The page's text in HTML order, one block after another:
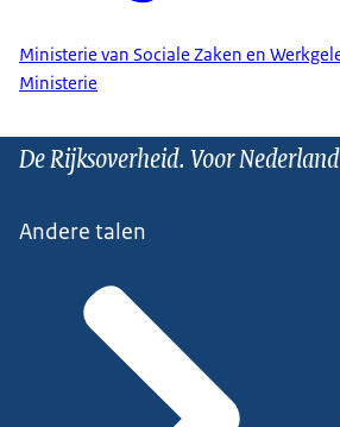
Ministerie van Sociale Zaken en
Ministerie
De Rijksoverheid. Voor Nederland
Andere talen